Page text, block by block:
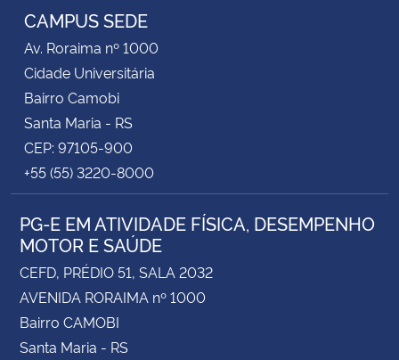
Secretaria de Governo
Gabinete de Segurança Institucional
Advocacia-Geral da União
Banco Central do Brasil
Planalto
CAMPUS SEDE
Av. Roraima nº 1000
Cidade Universitária
Bairro Camobi
Santa Maria - RS
CEP: 97105-900
+55 (55) 3220-8000
PG-E EM ATIVIDADE FÍSICA, DESEMPENHO
MOTOR E SAÚDE
CEFD, PRÉDIO 51, SALA 2032
AVENIDA RORAIMA nº 1000
Bairro CAMOBI
Santa Maria - RS